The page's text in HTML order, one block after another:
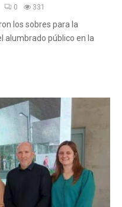
0 331
los sobres para la
alumbrado público en la